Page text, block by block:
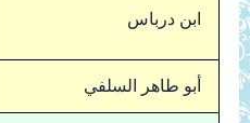
ابن درباس
أبو طاهر السلفي